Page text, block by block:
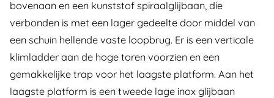
bovenaan en een kunststof spiraalglijbaan, die
verbonden is met een lager gedeelte door middel van
een schuin hellende vaste loopbrug. Er is een verticale
klimladder aan de hoge toren voorzien en een
gemakkelijke trap voor het laagste platform. Aan het
laagste platform is een tweede lage inox glijbaan